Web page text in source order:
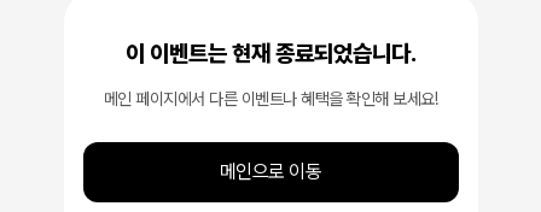
이 이벤트는 현재 종료되었습니다.
메인 페이지에서 다른 이벤트나 혜택을 확인해 보세요!
메인으로 이동